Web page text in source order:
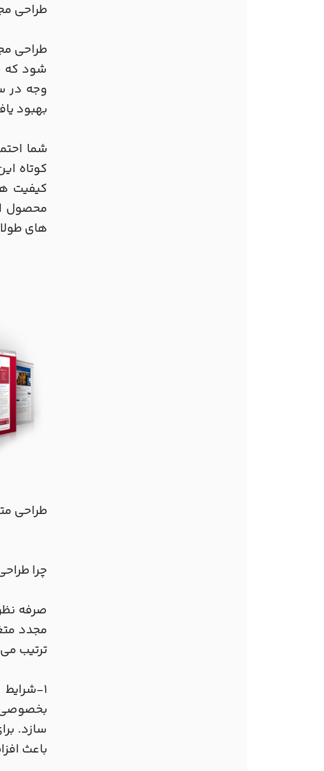
طراحی
شود که
وجه در
بهبود
کوتاه
کیفیت
محصول
های
طراحی
چرا
صرفه
مجدد
ترتیب
1-
بخصوصی
سازد.
باعث